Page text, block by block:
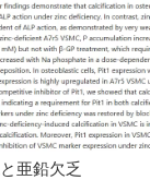
亜鉛欠乏